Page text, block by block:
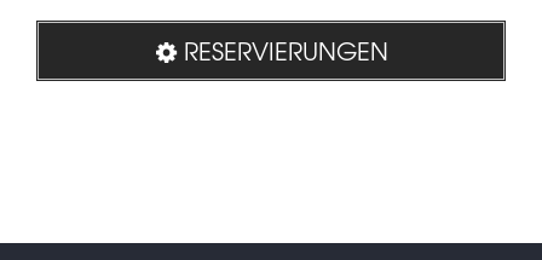
RESERVIERUNGEN